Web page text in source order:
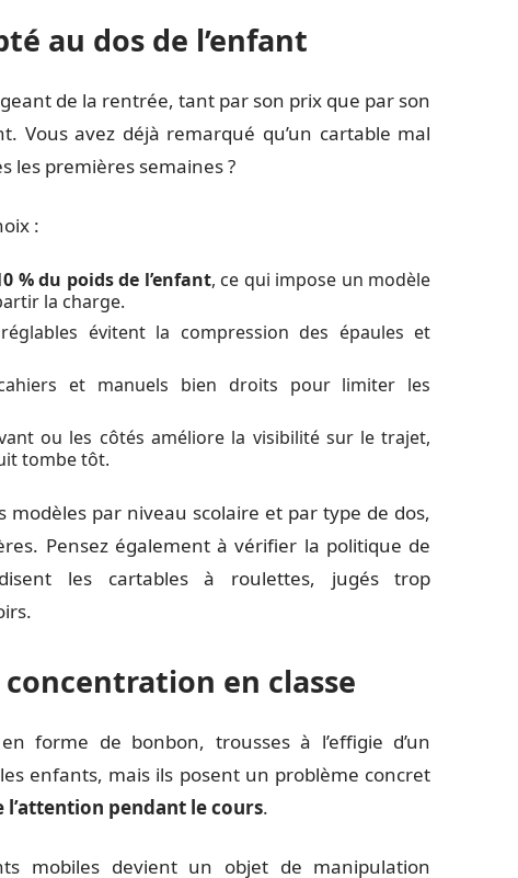
au dos de l’enfant
de la rentrée, tant par son prix que par son
Vous avez déjà remarqué qu’un cartable mal
les premières semaines ?
:
% du poids de l’enfant, ce qui impose un modèle
la charge.
évitent la compression des épaules et
et manuels bien droits pour limiter les
ou les côtés améliore la visibilité sur le trajet,
tombe tôt.
par niveau scolaire et par type de dos,
Pensez également à vérifier la politique de
les cartables à roulettes, jugés trop
en classe
forme de bonbon, trousses à l’effigie d’un
enfants, mais ils posent un problème concret
pendant le cours.
mobiles devient un objet de manipulation